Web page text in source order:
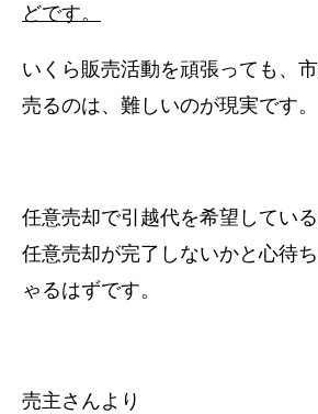
どです。
いくら販売活動を頑張っても、
売るのは、難しいのが現実です。
任意売却で引越代を希望してい
任意売却が完了しないかと心待
ゃるはずです。
売主さんより